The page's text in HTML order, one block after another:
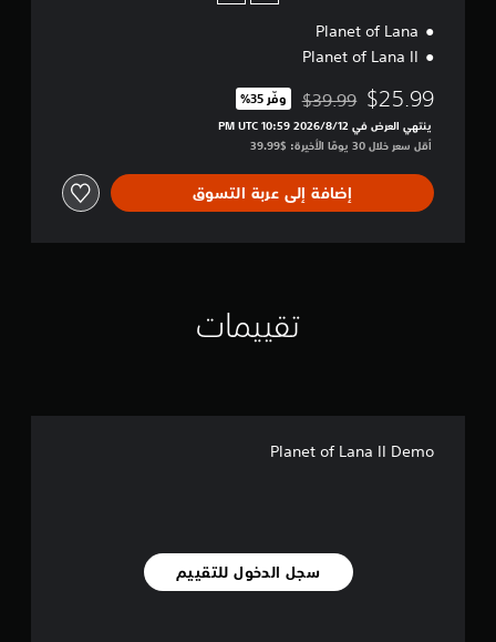
Planet of Lana
Planet of Lana II
$25.99 مخصوم من السعر الأصلي البالغ $39.99‏
$39.99 وفّر 35%‏
ينتهي العرض في 12‏/8‏/2026 10:59 PM UTC‏
أقل سعر خلال 30 يومًا الأخيرة: $39.99‏
إضافة إلى عربة التسوق
تقييمات
Planet of Lana II Demo
سجل الدخول للتقييم